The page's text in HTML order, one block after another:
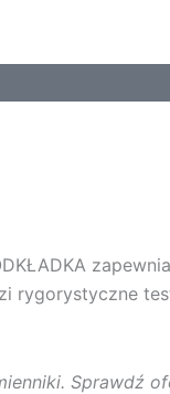
rygorystyczne
Sprawdź